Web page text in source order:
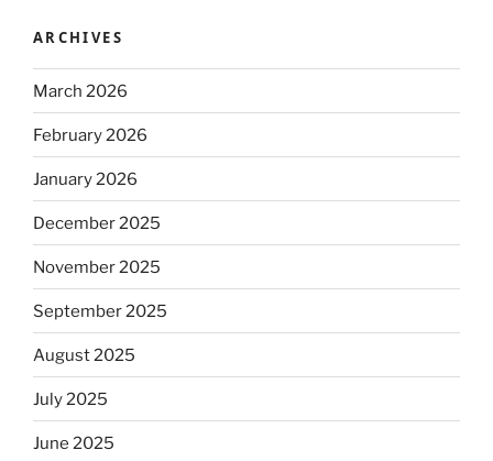
ARCHIVES
March 2026
February 2026
January 2026
December 2025
November 2025
September 2025
August 2025
July 2025
June 2025